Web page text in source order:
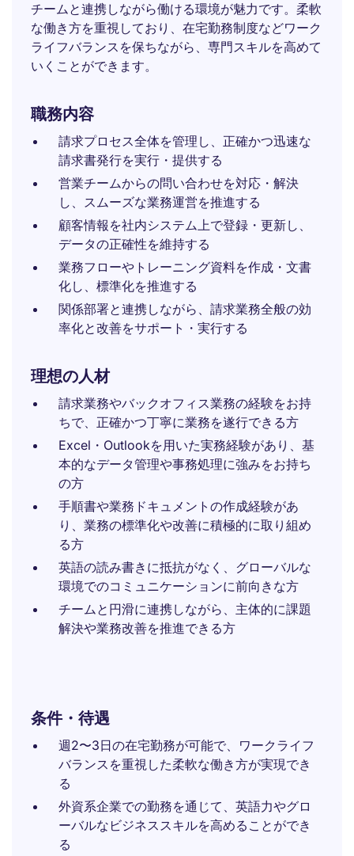
チームと連携しながら働ける環境が魅力です。柔軟
な働き方を重視しており、在宅勤務制度などワーク
ライフバランスを保ちながら、専門スキルを高めて
いくことができます。
職務内容
請求プロセス全体を管理し、正確かつ迅速な
請求書発行を実行・提供する
営業チームからの問い合わせを対応・解決
し、スムーズな業務運営を推進する
顧客情報を社内システム上で登録・更新し、
データの正確性を維持する
業務フローやトレーニング資料を作成・文書
化し、標準化を推進する
関係部署と連携しながら、請求業務全般の効
率化と改善をサポート・実行する
理想の人材
請求業務やバックオフィス業務の経験をお持
ちで、正確かつ丁寧に業務を遂行できる方
Excel・Outlookを用いた実務経験があり、基
本的なデータ管理や事務処理に強みをお持ち
の方
手順書や業務ドキュメントの作成経験があ
り、業務の標準化や改善に積極的に取り組め
る方
英語の読み書きに抵抗がなく、グローバルな
環境でのコミュニケーションに前向きな方
チームと円滑に連携しながら、主体的に課題
解決や業務改善を推進できる方
条件・待遇
週2〜3日の在宅勤務が可能で、ワークライフ
バランスを重視した柔軟な働き方が実現でき
る
外資系企業での勤務を通じて、英語力やグロ
ーバルなビジネススキルを高めることができ
る